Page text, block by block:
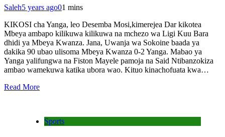
Saleh5 years ago01 mins
KIKOSI cha Yanga, leo Desemba Mosi,kimerejea Dar kikotea
Mbeya ambapo kilikuwa kilikuwa na mchezo wa Ligi Kuu Bara
dhidi ya Mbeya Kwanza. Jana, Uwanja wa Sokoine baada ya
dakika 90 ubao ulisoma Mbeya Kwanza 0-2 Yanga. Mabao ya
Yanga yalifungwa na Fiston Mayele pamoja na Said Ntibanzokiza
ambao wamekuwa katika ubora wao. Kituo kinachofuata kwa…
Read More
Sports